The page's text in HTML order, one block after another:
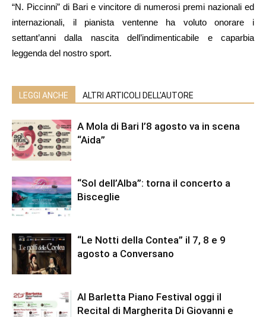
“N. Piccinni” di Bari e vincitore di numerosi premi nazionali ed
internazionali, il pianista ventenne ha voluto onorare i
settant’anni dalla nascita dell’indimenticabile e caparbia
leggenda del nostro sport.
LEGGI ANCHE ALTRI ARTICOLI DELL'AUTORE
A Mola di Bari l’8 agosto va in scena
“Aida”
“Sol dell’Alba”: torna il concerto a
Bisceglie
“Le Notti della Contea” il 7, 8 e 9
agosto a Conversano
Al Barletta Piano Festival oggi il
Recital di Margherita Di Giovanni e